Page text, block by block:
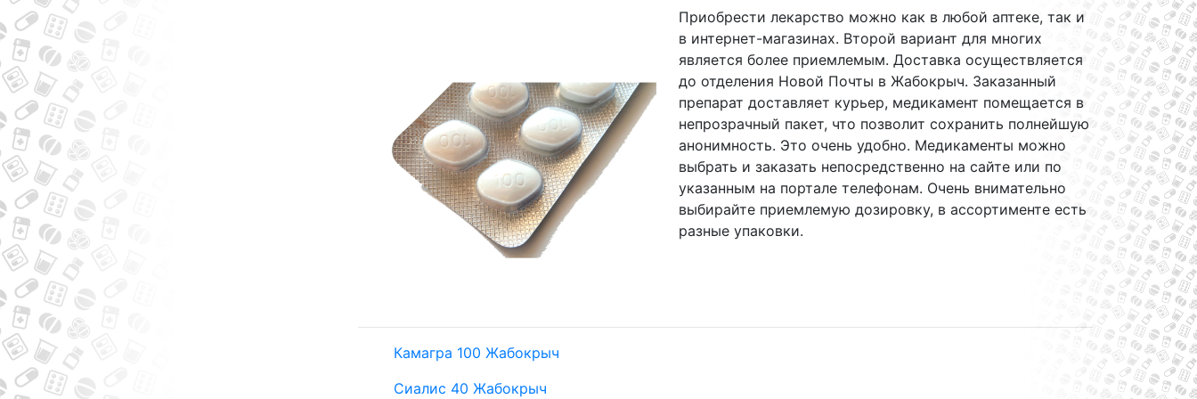
Приобрести лекарство можно как в любой аптеке, так и
в интернет-магазинах. Второй вариант для многих
является более приемлемым. Доставка осуществляется
до отделения Новой Почты в Жабокрыч. Заказанный
препарат доставляет курьер, медикамент помещается в
непрозрачный пакет, что позволит сохранить полнейшую
анонимность. Это очень удобно. Медикаменты можно
выбрать и заказать непосредственно на сайте или по
указанным на портале телефонам. Очень внимательно
выбирайте приемлемую дозировку, в ассортименте есть
разные упаковки.
Камагра 100 Жабокрыч
Сиалис 40 Жабокрыч